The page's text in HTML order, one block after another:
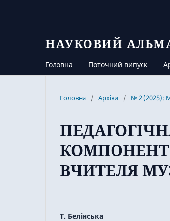
НАУКОВИЙ
Головна Поточний випуск
Головна / Архіви / № 2 (2025):
КОМПОНЕНТ
ВЧИТЕЛЯ
Т. Белінська